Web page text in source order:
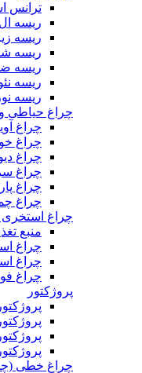
ترانس
ریسه
ریسه
ریسه
ریسه
ریسه
ریسه
چراغ حیاطی
چراغ
چراغ
چراغ
چراغ
چراغ
چراغ
چراغ استخری
منبع
چراغ
چراغ
چراغ
پروژکتور
پروژکتور LED
چراغ خطی